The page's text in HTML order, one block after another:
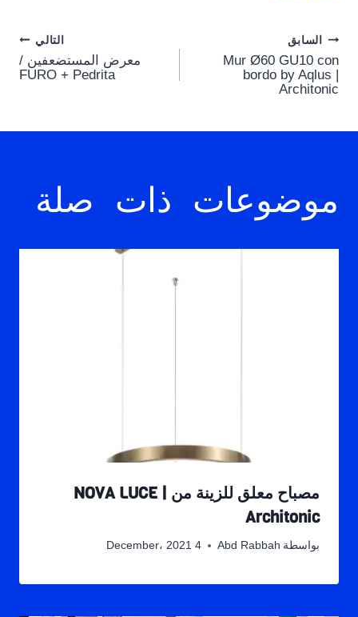
Post
navigation
السابق
Mur Ø60 GU10 con
bordo by Aqlus |
Architonic
التالي
معرض المستضعفين /
FURO + Pedrita
موضوعات ذات صلة
مصباح معلق للزينة من NOVA LUCE |
Architonic
بواسطة Abd Rabbah 4 December، 2021